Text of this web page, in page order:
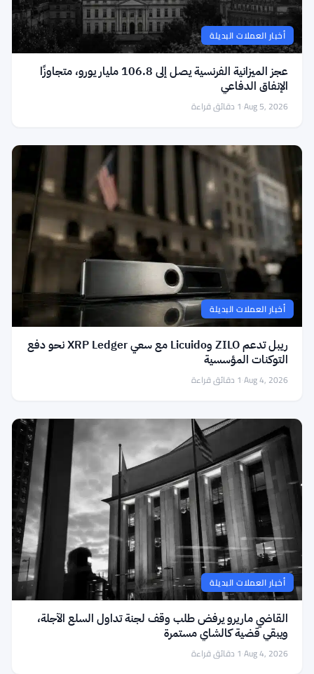
أخبار العملات البديلة
عجز الميزانية الفرنسية يصل إلى 106.8 مليار يورو، متجاوزًا
الإنفاق الدفاعي
Aug 5, 2026 1 دقائق قراءة
أخبار العملات البديلة
ريبل تدعم ZILO وLicuido مع سعي XRP Ledger نحو دفع
التوكنات المؤسسية
Aug 4, 2026 1 دقائق قراءة
أخبار العملات البديلة
القاضي ماريرو يرفض طلب وقف لجنة تداول السلع الآجلة،
ويبقي قضية كالشاي مستمرة
Aug 4, 2026 1 دقائق قراءة